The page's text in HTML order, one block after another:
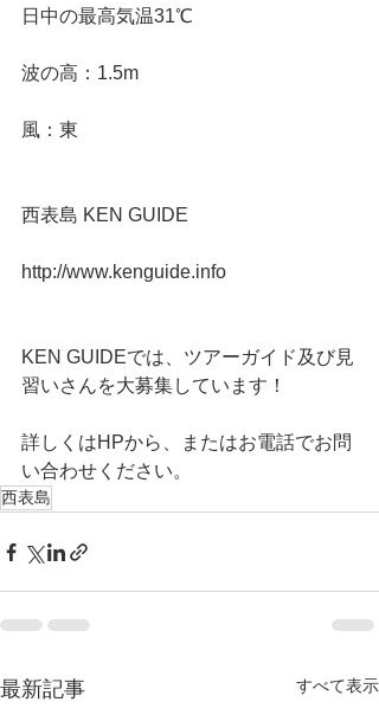
日中の最高気温31℃
波の高：1.5m
風：東
西表島 KEN GUIDE
http://www.kenguide.info
KEN GUIDEでは、ツアーガイド及び見
習いさんを大募集しています！
詳しくはHPから、またはお電話でお問
い合わせください。
西表島
最新記事 すべて表示